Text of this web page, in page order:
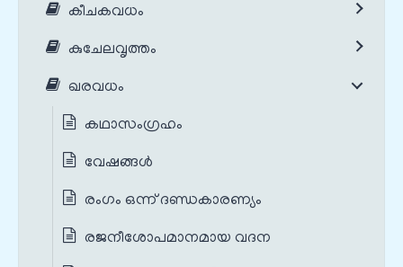
കീചകവധം
കുചേലവൃത്തം
ഖരവധം
കഥാസംഗ്രഹം
വേഷങ്ങൾ
രംഗം ഒന്ന് ദണ്ഡകാരണ്യം
രജനീശോപമാനമായ വദന